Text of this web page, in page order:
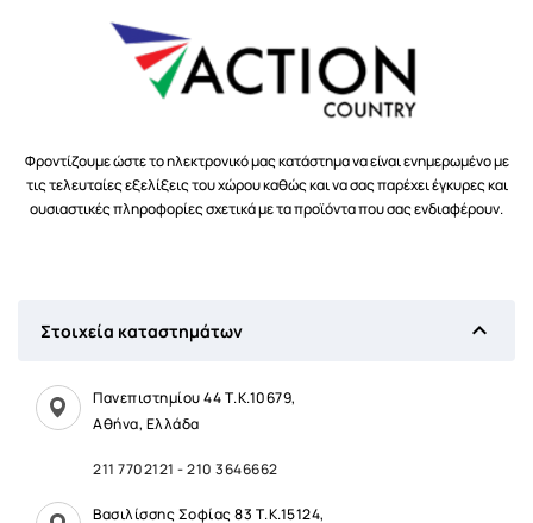
Φροντίζουμε ώστε το ηλεκτρονικό μας κατάστημα να είναι ενημερωμένο με
τις τελευταίες εξελίξεις του χώρου καθώς και να σας παρέχει έγκυρες και
ουσιαστικές πληροφορίες σχετικά με τα προϊόντα που σας ενδιαφέρουν.
Στοιχεία καταστημάτων 
Πανεπιστημίου 44 Τ.Κ.10679,
Αθήνα, Ελλάδα
211 7702121 -210 3646662
Βασιλίσσης Σοφίας 83 Τ.Κ.15124,